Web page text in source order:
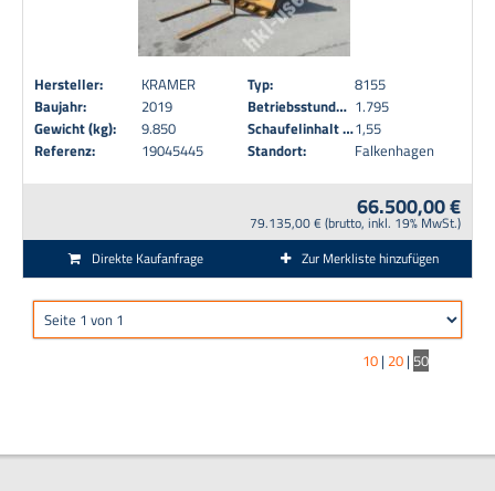
Hersteller: KRAMER Typ:
8155
Baujahr:
2019 Betriebsstunden: 1.795
Gewicht (kg):
9.850 Schaufelinhalt (m³):1,55
Referenz:
19045445 Standort: Falkenhagen
66.500,00 €
79.135,00 € (brutto, inkl. 19% MwSt.)
Direkte Kaufanfrage
Zur Merkliste hinzufügen
10 | 20 | 50